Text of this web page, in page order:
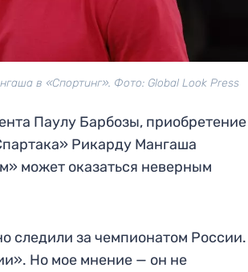
в «Спортинг». Фото: Global Look Press
Паулу Барбозы, приобретение
Рикарду Мангаша
может оказаться неверным
следили за чемпионатом России.
Но мое мнение — он не